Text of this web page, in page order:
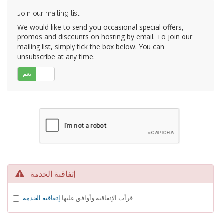
Join our mailing list
We would like to send you occasional special offers,
promos and discounts on hosting by email. To join our
mailing list, simply tick the box below. You can
unsubscribe at any time.
نعم
إتفاقية الخدمة
قرأت الإتفاقية وأوافق عليها إتفاقية الخدمة